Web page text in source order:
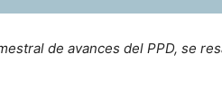
de avances del PPD, se